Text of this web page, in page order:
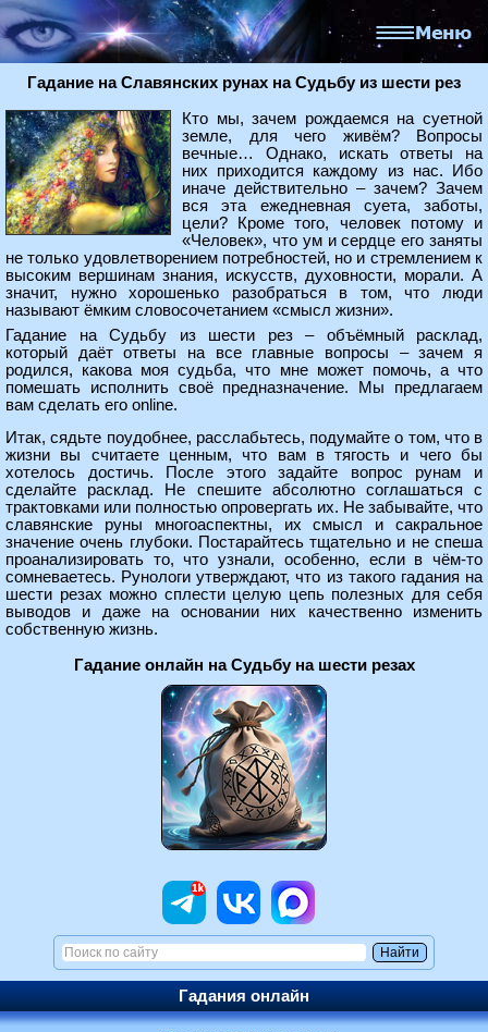
Гадание на Славянских рунах на Судьбу из шести рез
Кто мы, зачем рождаемся на суетной
земле, для чего живём? Вопросы
вечные… Однако, искать ответы на
них приходится каждому из нас. Ибо
иначе действительно – зачем? Зачем
вся эта ежедневная суета, заботы,
цели? Кроме того, человек потому и
«Человек», что ум и сердце его заняты
не только удовлетворением потребностей, но и стремлением к
высоким вершинам знания, искусств, духовности, морали. А
значит, нужно хорошенько разобраться в том, что люди
называют ёмким словосочетанием «смысл жизни».
Гадание на Судьбу из шести рез – объёмный расклад,
который даёт ответы на все главные вопросы – зачем я
родился, какова моя судьба, что мне может помочь, а что
помешать исполнить своё предназначение. Мы предлагаем
вам сделать его online.
Итак, сядьте поудобнее, расслабьтесь, подумайте о том, что в
жизни вы считаете ценным, что вам в тягость и чего бы
хотелось достичь. После этого задайте вопрос рунам и
сделайте расклад. Не спешите абсолютно соглашаться с
трактовками или полностью опровергать их. Не забывайте, что
славянские руны многоаспектны, их смысл и сакральное
значение очень глубоки. Постарайтесь тщательно и не спеша
проанализировать то, что узнали, особенно, если в чём-то
сомневаетесь. Рунологи утверждают, что из такого гадания на
шести резах можно сплести целую цепь полезных для себя
выводов и даже на основании них качественно изменить
собственную жизнь.
Гадание онлайн на Судьбу на шести резах
Гадания онлайн